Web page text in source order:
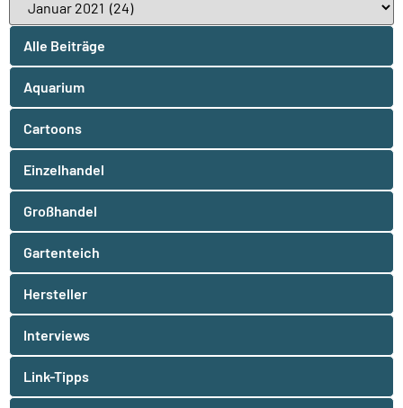
Alle Beiträge
Aquarium
Cartoons
Einzelhandel
Großhandel
Gartenteich
Hersteller
Interviews
Link-Tipps